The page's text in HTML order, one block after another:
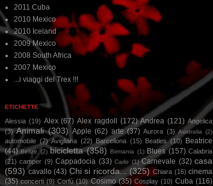
2011 Cuba
2010 Mexico
2010 Iceland
2009 Mexico
2008 South Africa
2007 Mexico
...i viaggi del Trex !!!
ETICHETTE
Alessia (19) Alex (67) Alex ragdoll (172) Andrea (121) Angelica
(3) Animali (303) Apple (62) arte (37) Aurora (3) Australia (2)
automobile (7) Avigliana (22) Barcellona (15) Beatles (10)
Beatrice
(44) Belize (2) bicicletta (358) Birmania (1) Blues (157) Calabria
(21) camper (9) Cappadocia (33) Carlo (1) Carnevale (32) casa
(593) cavallo (43) Chi si ricorda... (325) Chiara (16) cinema
(35) concerti (9) Corfù (10) Cosimo (35) Cosplay (10) Cuba (116)